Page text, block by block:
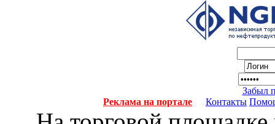
Забыл
Реклама на портале
Контакты